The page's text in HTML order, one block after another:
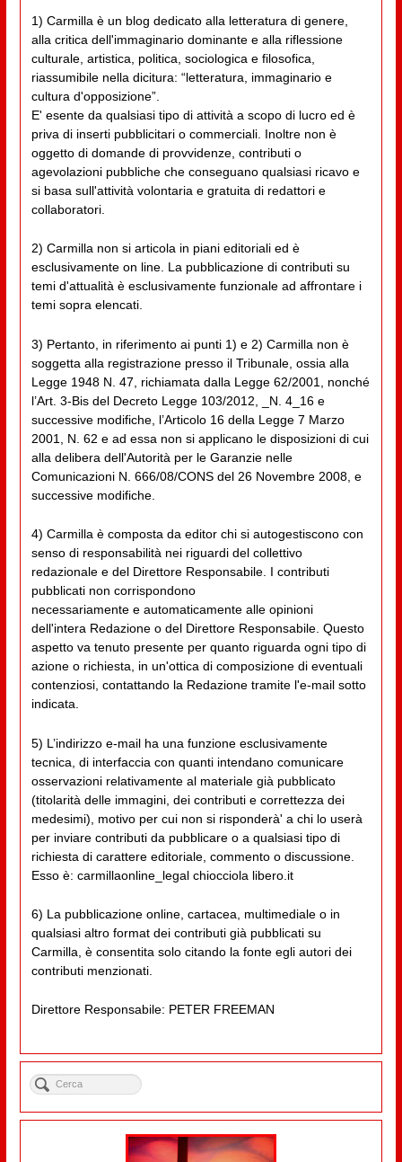
1) Carmilla è un blog dedicato alla letteratura di genere,
alla critica dell'immaginario dominante e alla riflessione
culturale, artistica, politica, sociologica e filosofica,
riassumibile nella dicitura: “letteratura, immaginario e
cultura d'opposizione”.
E' esente da qualsiasi tipo di attività a scopo di lucro ed è
priva di inserti pubblicitari o commerciali. Inoltre non è
oggetto di domande di provvidenze, contributi o
agevolazioni pubbliche che conseguano qualsiasi ricavo e
si basa sull'attività volontaria e gratuita di redattori e
collaboratori.
2) Carmilla non si articola in piani editoriali ed è
esclusivamente on line. La pubblicazione di contributi su
temi d'attualità è esclusivamente funzionale ad affrontare i
temi sopra elencati.
3) Pertanto, in riferimento ai punti 1) e 2) Carmilla non è
soggetta alla registrazione presso il Tribunale, ossia alla
Legge 1948 N. 47, richiamata dalla Legge 62/2001, nonché
l’Art. 3-Bis del Decreto Legge 103/2012, _N. 4_16 e
successive modifiche, l’Articolo 16 della Legge 7 Marzo
2001, N. 62 e ad essa non si applicano le disposizioni di cui
alla delibera dell'Autorità per le Garanzie nelle
Comunicazioni N. 666/08/CONS del 26 Novembre 2008, e
successive modifiche.
4) Carmilla è composta da editor chi si autogestiscono con
senso di responsabilità nei riguardi del collettivo
redazionale e del Direttore Responsabile. I contributi
pubblicati non corrispondono
necessariamente e automaticamente alle opinioni
dell'intera Redazione o del Direttore Responsabile. Questo
aspetto va tenuto presente per quanto riguarda ogni tipo di
azione o richiesta, in un'ottica di composizione di eventuali
contenziosi, contattando la Redazione tramite l'e-mail sotto
indicata.
5) L’indirizzo e-mail ha una funzione esclusivamente
tecnica, di interfaccia con quanti intendano comunicare
osservazioni relativamente al materiale già pubblicato
(titolarità delle immagini, dei contributi e correttezza dei
medesimi), motivo per cui non si risponderà' a chi lo userà
per inviare contributi da pubblicare o a qualsiasi tipo di
richiesta di carattere editoriale, commento o discussione.
Esso è: carmillaonline_legal chiocciola libero.it
6) La pubblicazione online, cartacea, multimediale o in
qualsiasi altro format dei contributi già pubblicati su
Carmilla, è consentita solo citando la fonte egli autori dei
contributi menzionati.
Direttore Responsabile: PETER FREEMAN